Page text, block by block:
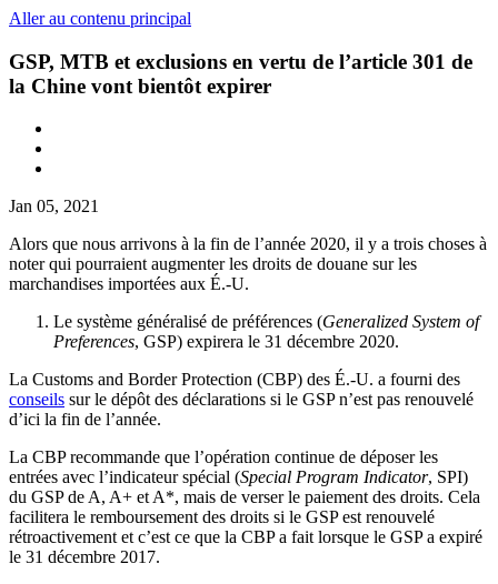
Aller au contenu principal
GSP, MTB et exclusions en vertu de l’article 301 de
la Chine vont bientôt expirer
Jan 05, 2021
Alors que nous arrivons à la fin de l’année 2020, il y a trois choses à
noter qui pourraient augmenter les droits de douane sur les
marchandises importées aux É.-U.
Le système généralisé de préférences (Generalized System of
Preferences, GSP) expirera le 31 décembre 2020.
La Customs and Border Protection (CBP) des É.-U. a fourni des
conseils sur le dépôt des déclarations si le GSP n’est pas renouvelé
d’ici la fin de l’année.
La CBP recommande que l’opération continue de déposer les
entrées avec l’indicateur spécial (Special Program Indicator, SPI)
du GSP de A, A+ et A*, mais de verser le paiement des droits. Cela
facilitera le remboursement des droits si le GSP est renouvelé
rétroactivement et c’est ce que la CBP a fait lorsque le GSP a expiré
le 31 décembre 2017.